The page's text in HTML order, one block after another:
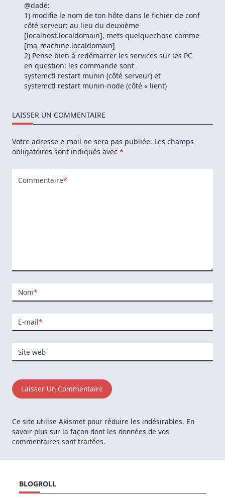
@dadé:
1) modifie le nom de ton hôte dans le fichier de conf
côté serveur: au lieu du deuxième
[localhost.localdomain], mets quelquechose comme
[ma_machine.localdomain]
2) Pense bien à redémarrer les services sur les PC
en question: les commande sont
systemctl restart munin (côté serveur) et
systemctl restart munin-node (côté « lient)
LAISSER UN COMMENTAIRE
Votre adresse e-mail ne sera pas publiée. Les champs
obligatoires sont indiqués avec *
Commentaire*
Nom*
E-mail*
Site web
Ce site utilise Akismet pour réduire les indésirables. En
savoir plus sur la façon dont les données de vos
commentaires sont traitées.
BLOGROLL